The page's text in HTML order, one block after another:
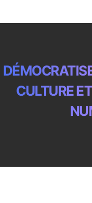
CULTURE